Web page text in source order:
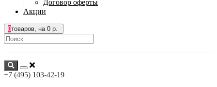
Договор оферты
Акции
0товаров, на 0 р.
+7 (495) 103-42-19